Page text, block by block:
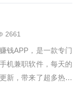
向前冲手机赚…
不花钱还可以获得平
励。现如今游戏体验
是各不相同，豆豆赚
的，玩同样的一款游
5元，在豆豆赚可以
，也是一笔不小的收
2661
钱APP，是一款专门
机兼职软件，每天的
新，带来了超多热门